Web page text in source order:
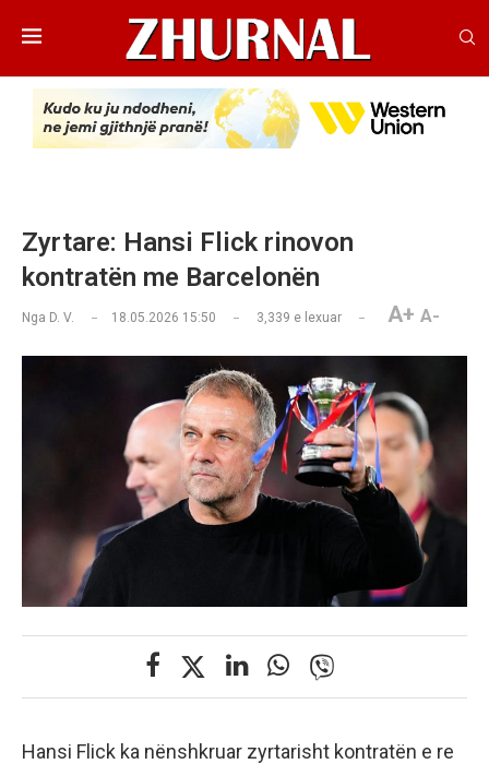
Zyrtare: Hansi Flick rinovon
kontratën me Barcelonën
Nga D. V. 18.05.2026 15:50 3,339 e lexuar A+ A-
Hansi Flick ka nënshkruar zyrtarisht kontratën e re